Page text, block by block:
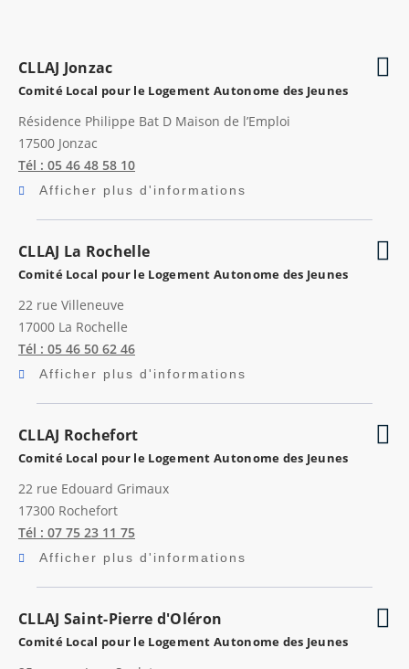
CLLAJ Jonzac
Comité Local pour le Logement Autonome des Jeunes
Résidence Philippe Bat D Maison de l’Emploi
17500 Jonzac
Tél : 05 46 48 58 10
Afficher plus d'informations
CLLAJ La Rochelle
Comité Local pour le Logement Autonome des Jeunes
22 rue Villeneuve
17000 La Rochelle
Tél : 05 46 50 62 46
Afficher plus d'informations
CLLAJ Rochefort
Comité Local pour le Logement Autonome des Jeunes
22 rue Edouard Grimaux
17300 Rochefort
Tél : 07 75 23 11 75
Afficher plus d'informations
CLLAJ Saint-Pierre d'Oléron
Comité Local pour le Logement Autonome des Jeunes